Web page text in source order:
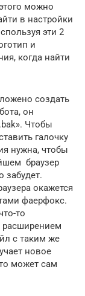
можно
в настройки
эти 2
и
когда найти
создать
он
Чтобы
галочку
нужна, чтобы
браузер
забудет.
окажется
фаерфокс.
то
расширением
с таким же
новое
может сам